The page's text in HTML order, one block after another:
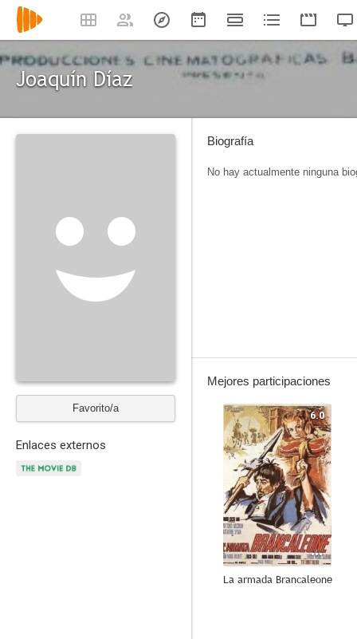
Joaquín Díaz
Favorito/a
Enlaces externos
Biografía
No hay actualmente ninguna
Mejores participaciones
6.0
La armada Brancaleone